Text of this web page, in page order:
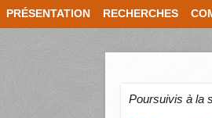
PRÉSENTATION RECHERCHES
Poursuivis à la